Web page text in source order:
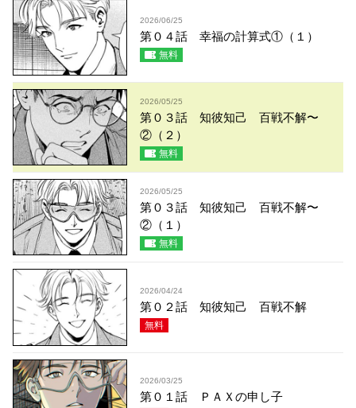
2026/06/25
第０４話 幸福の計算式①（１）
無料
2026/05/25
第０３話 知彼知己 百戦不解〜
②（２）
無料
2026/05/25
第０３話 知彼知己 百戦不解〜
②（１）
無料
2026/04/24
第０２話 知彼知己 百戦不解
無料
2026/03/25
第０１話 ＰＡＸの申し子